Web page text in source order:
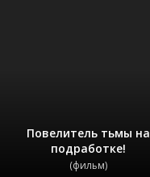
Повелитель тьмы на
подработке!
(фильм)